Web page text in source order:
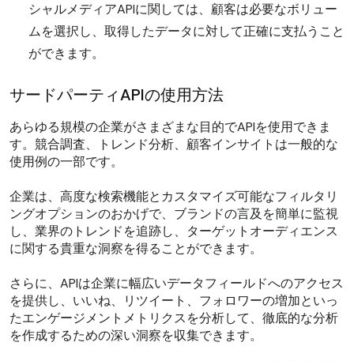
シャルメディアAPIに関しては、顧客は必要なボリュー
ムを選択し、取得したデータに対して正確に支払うこと
ができます。
サードパーティAPIの使用方法
あらゆる規模の企業がさまざまな目的でAPIを使用できま
す。競合調査、トレンド分析、顧客インサイトは一般的な
使用例の一部です。
企業は、高度な検索機能とカスタマイズ可能なフィルタリ
ングオプションのおかげで、ブランドの言及を簡単に監視
し、業界のトレンドを追跡し、ターゲットオーディエンス
に関する貴重な洞察を得ることができます。
さらに、APIは企業に幅広いデータフィールドへのアクセス
を提供し、いいね、リツイート、フォロワーの増加といっ
たエンゲージメントメトリクスを分析して、徹底的な分析
を作成するための深い洞察を収集できます。